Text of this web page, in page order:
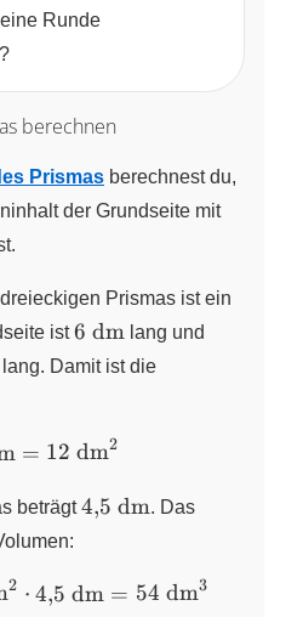
Runde
berechnen
Prismas berechnest du,
der Grundseite mit
Prismas ist ein
ist6~\text{dm}
6 dm lang und
lang. Damit ist die
= 12 dm2
beträgt4{,}5~\text{dm}
4,5 dm. Das
2 ⋅ 4,5 dm = 54 dm3